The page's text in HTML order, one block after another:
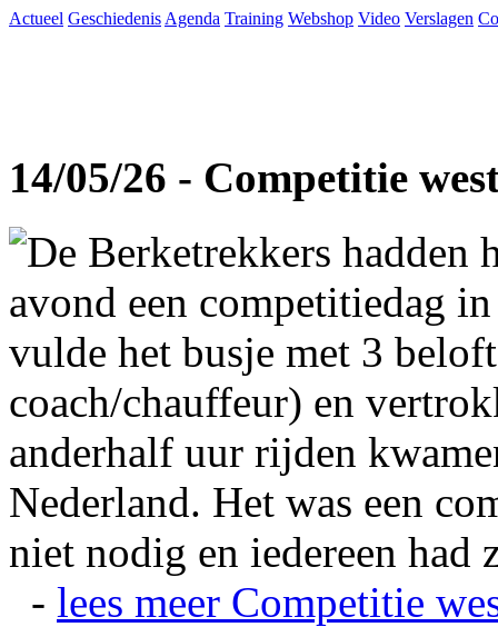
Actueel Geschiedenis Agenda Training Webshop Video Verslagen
14/05/26 - Competitie
De Berketrekkers hadden
avond een competitiedag
vulde het busje met 3
coach/chauffeur) en
anderhalf uur rijden
Nederland. Het was een
niet nodig en iedereen
- lees meer Competitie